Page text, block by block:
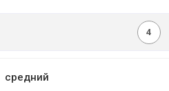
4
средний